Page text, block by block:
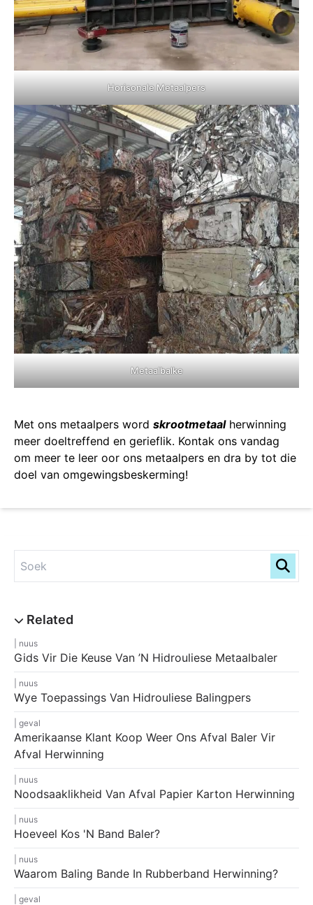
nuus
Gids Vir Die Keuse Van ’n Hidrouliese Metaalbaler
nuus
Wye Toepassings Van Hidrouliese Balingpers
geval
Amerikaanse Klant Koop Weer Ons Afval Baler Vir
Afval Herwinning
nuus
Noodsaaklikheid Van Afval Papier Karton Herwinning
nuus
Hoeveel Kos 'n Band Baler?
nuus
Waarom Baling Bande In Rubberband Herwinning?
geval
Horisonale Metaalpers
Metaalbalke
Met ons metaalpers word skrootmetaalherwinning
meer doeltreffend en gerieflik. Kontak ons vandag
om meer te leer oor ons metaalpers en dra by tot die
doel van omgewingsbeskerming!